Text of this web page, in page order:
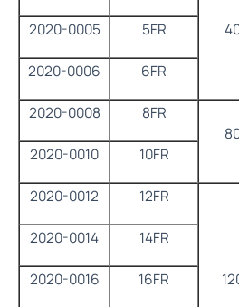
2020-0005 5FR
2020-0006 6FR
2020-0008
8FR
2020-0010
10FR
2020-0012 12FR
2020-0014 14FR
2020-0016 16FR